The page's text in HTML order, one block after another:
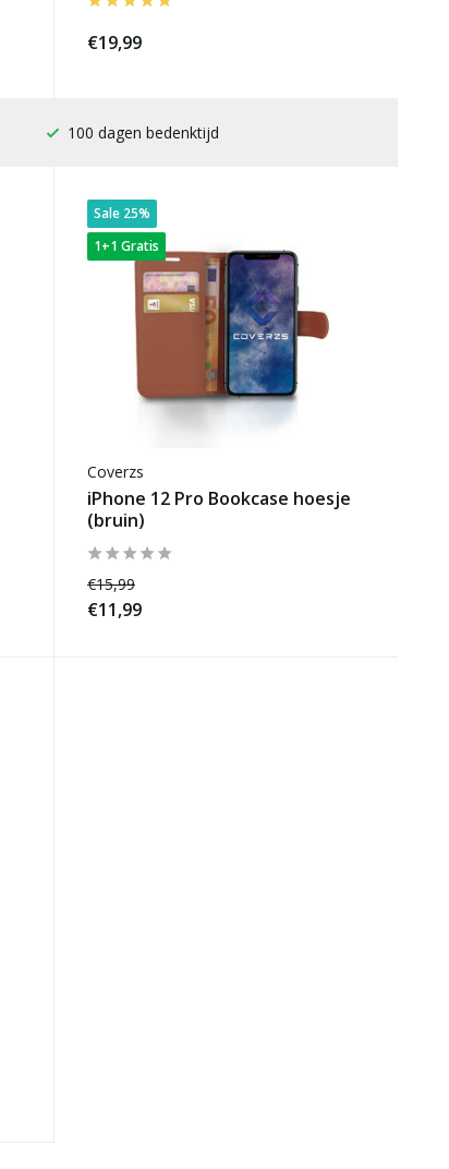
€19,99
Gratis verzending
Sale 25%
1+1 Gratis
Coverzs
iPhone 12 Pro Bookcase hoesje
(bruin)
€15,99
€11,99